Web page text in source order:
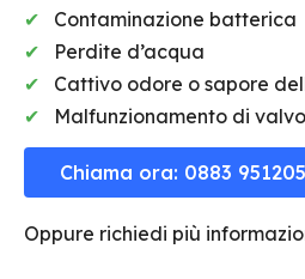
Contaminazione batterica
Perdite d’acqua
Cattivo odore o sapore
Malfunzionamento di
Chiama ora: 0883 951205
Oppure richiedi più